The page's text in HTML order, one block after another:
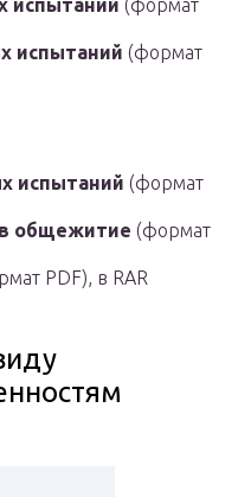
испытаний (формат
испытаний (формат
испытаний (формат
общежитие (формат
PDF), в RAR